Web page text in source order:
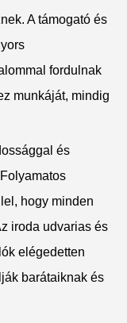
A támogató és
fordulnak
munkáját, mindig
és
hogy minden
iroda udvarias és
elégedetten
barátaiknak és